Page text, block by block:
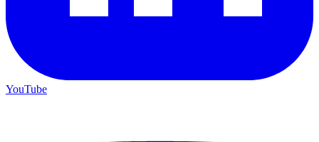
YouTube